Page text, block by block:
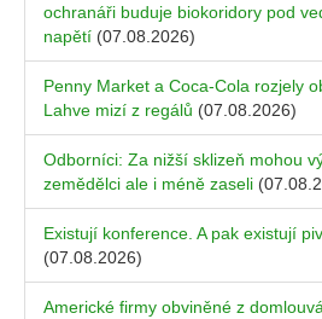
ochranáři buduje biokoridory pod
napětí (07.08.2026)
Penny Market a Coca-Cola rozjely
Lahve mizí z regálů (07.08.2026)
Odborníci: Za nižší sklizeň mohou
zemědělci ale i méně zaseli
Existují konference. A pak existují
(07.08.2026)
Americké firmy obviněné z